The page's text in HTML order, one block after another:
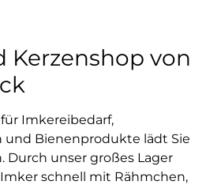
Kerzenshop von
Imkereibedarf,
und Bienenprodukte lädt Sie
Durch unser großes Lager
schnell mit Rähmchen,